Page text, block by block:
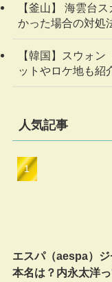
【釜山】 海雲台
かった場合の対処
【韓国】スウォ
ットやロケ地も紹
人気記事
エスパ（aespa）
本名は？内永太洋